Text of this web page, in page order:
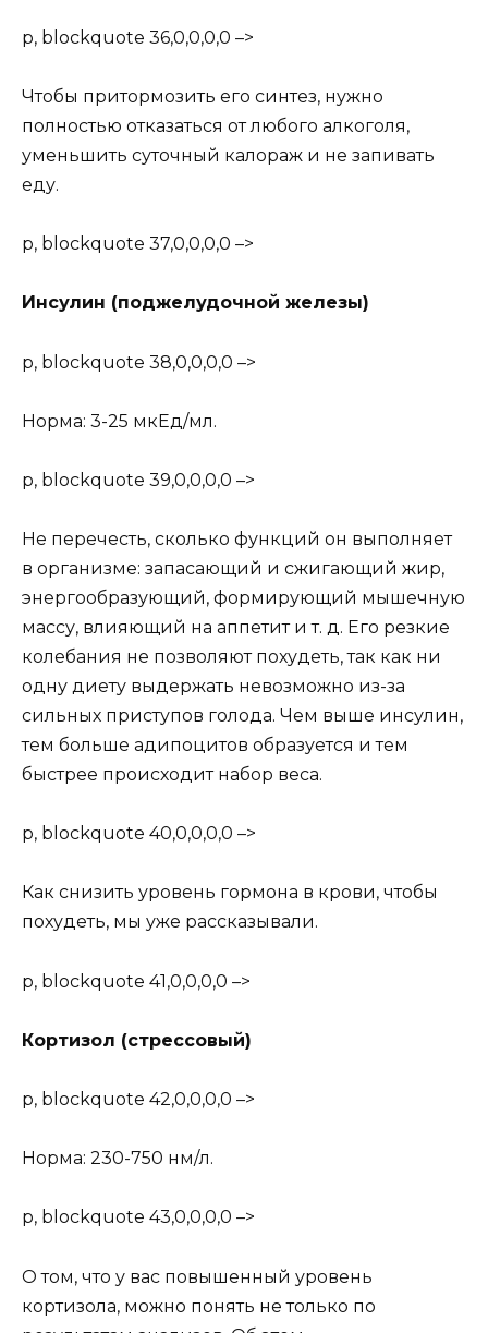
p, blockquote 36,0,0,0,0 –>
Чтобы притормозить его синтез, нужно
полностью отказаться от любого алкоголя,
уменьшить суточный калораж и не запивать
еду.
p, blockquote 37,0,0,0,0 –>
Инсулин (поджелудочной железы)
p, blockquote 38,0,0,0,0 –>
Норма: 3-25 мкЕд/мл.
p, blockquote 39,0,0,0,0 –>
Не перечесть, сколько функций он выполняет
в организме: запасающий и сжигающий жир,
энергообразующий, формирующий мышечную
массу, влияющий на аппетит и т. д. Его резкие
колебания не позволяют похудеть, так как ни
одну диету выдержать невозможно из-за
сильных приступов голода. Чем выше инсулин,
тем больше адипоцитов образуется и тем
быстрее происходит набор веса.
p, blockquote 40,0,0,0,0 –>
Как снизить уровень гормона в крови, чтобы
похудеть, мы уже рассказывали.
p, blockquote 41,0,0,0,0 –>
Кортизол (стрессовый)
p, blockquote 42,0,0,0,0 –>
Норма: 230-750 нм/л.
p, blockquote 43,0,0,0,0 –>
О том, что у вас повышенный уровень
кортизола, можно понять не только по